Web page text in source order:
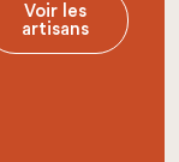
Voir les
artisans